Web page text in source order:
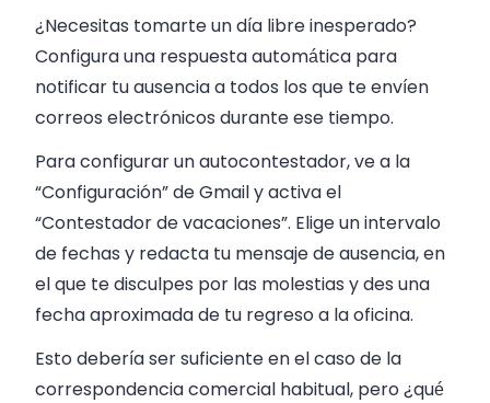
¿Necesitas tomarte un día libre inesperado?
Configura una respuesta automática para
notificar tu ausencia a todos los que te envíen
correos electrónicos durante ese tiempo.
Para configurar un autocontestador, ve a la
“Configuración” de Gmail y activa el
“Contestador de vacaciones”. Elige un intervalo
de fechas y redacta tu mensaje de ausencia, en
el que te disculpes por las molestias y des una
fecha aproximada de tu regreso a la oficina.
Esto debería ser suficiente en el caso de la
correspondencia comercial habitual, pero ¿qué